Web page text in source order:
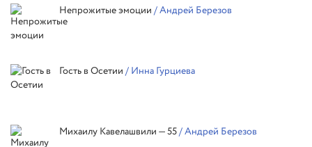
Непрожитые эмоции / Андрей Березов
Гость в Осетии / Инна Гурциева
Михаилу Кавелашвили — 55/ Андрей Березов